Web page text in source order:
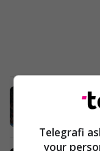
Telegrafi
your